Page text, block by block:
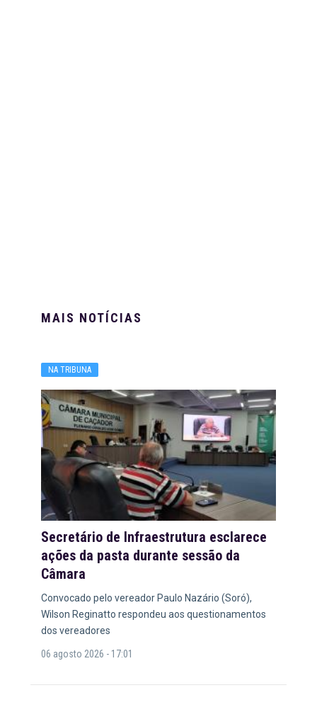
MAIS NOTÍCIAS
NA TRIBUNA
Secretário de Infraestrutura esclarece
ações da pasta durante sessão da
Câmara
Convocado pelo vereador Paulo Nazário (Soró),
Wilson Reginatto respondeu aos questionamentos
dos vereadores
06 agosto 2026 - 17:01